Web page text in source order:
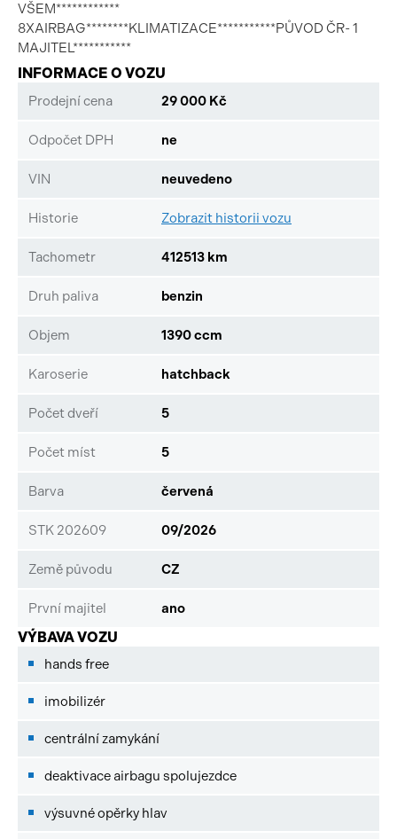
VŠEM************
8XAIRBAG********KLIMATIZACE***********PŮVOD ČR- 1
MAJITEL***********
INFORMACE O VOZU
Prodejní cena 29 000 Kč
Odpočet DPH ne
VIN neuvedeno
Historie Zobrazit historii vozu
Tachometr 412513 km
Druh paliva benzin
Objem 1390 ccm
Karoserie hatchback
Počet dveří 5
Počet míst 5
Barva červená
STK 202609 09/2026
Země původu CZ
První majitel ano
VÝBAVA VOZU
hands free
imobilizér
centrální zamykání
deaktivace airbagu spolujezdce
výsuvné opěrky hlav